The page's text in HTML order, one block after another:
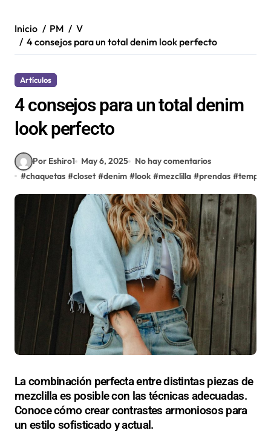
Inicio PM
V
4 consejos para un total denim look perfecto
Artículos
4 consejos para un total denim
look perfecto
Por Eshiro1 May 6, 2025
No hay comentarios
#chaquetas #closet #denim #look #mezclilla #prendas #
La combinación perfecta entre distintas piezas de
mezclilla es posible con las técnicas adecuadas.
Conoce cómo crear contrastes armoniosos para
un estilo sofisticado y actual.